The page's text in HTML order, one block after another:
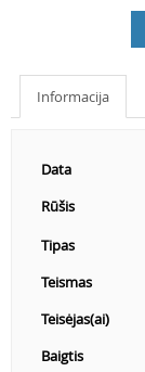
Informacija
Data
Rūšis
Tipas
Teismas
Teisėjas(ai)
Baigtis